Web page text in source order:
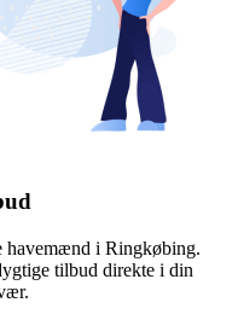
havemænd i Ringkøbing.
tilbud direkte i din